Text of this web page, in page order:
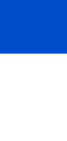
finale. Notre
l’agencement
plus adaptés
maximale et le
d’un espace